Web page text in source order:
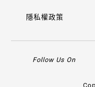
隱私權政策
Follow Us On